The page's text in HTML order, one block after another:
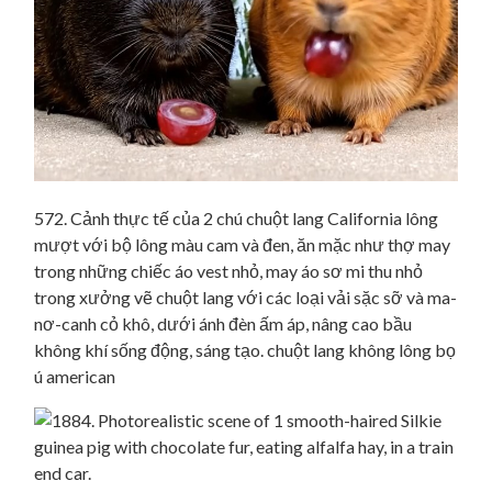
572. Cảnh thực tế của 2 chú chuột lang California lông
mượt với bộ lông màu cam và đen, ăn mặc như thợ may
trong những chiếc áo vest nhỏ, may áo sơ mi thu nhỏ
trong xưởng vẽ chuột lang với các loại vải sặc sỡ và ma-
nơ-canh cỏ khô, dưới ánh đèn ấm áp, nâng cao bầu
không khí sống động, sáng tạo. chuột lang không lông bọ
ú american